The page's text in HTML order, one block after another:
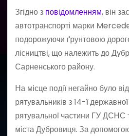
Згідно з повідомленням, він
автотранспорті марки
подорожуючи ґрунтовою
лісництві, що належить до
Сарненського району.
На місце події негайно було
рятувальників з 14-ї
рятувальної частини ГУ ДСНС
міста Дубровиця. За